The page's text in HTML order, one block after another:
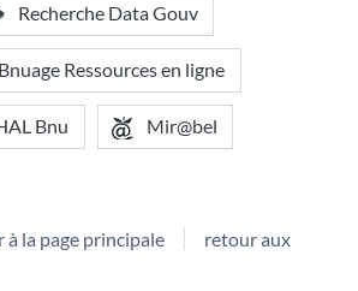
Recherche Data Gouv
Bnuage Ressources en ligne
Bnu Mir@bel
à la page principale
retour aux